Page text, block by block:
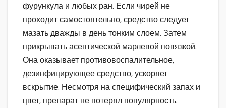
фурункула и любых ран. Если чирей не
проходит самостоятельно, средство следует
мазать дважды в день тонким слоем. Затем
прикрывать асептической марлевой повязкой.
Она оказывает противовоспалительное,
дезинфицирующее средство, ускоряет
вскрытие. Несмотря на специфический запах и
цвет, препарат не потерял популярность.